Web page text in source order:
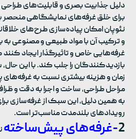
دلیل جذابیت بصری و قابلیت‌های طراحی
برای خلق غرفه‌های نمایشگاهی منحصر
نئوپان امکان پیاده‌سازی طرح‌های
و ترکیب آن با مواد طبیعی و مصنوعی به
غرفه‌هایی خاص و تاثیرگذار ایجاد
بازدیدکنندگان را جلب کند. با این
زمان و هزینه بیشتری نسبت به غرفه‌های
مراحل طراحی، ساخت و اجرا به دقت و
به همین دلیل، این سبک از غرفه‌سازی
رویدادهای بلندمدت مناسب‌تر است.
2-غرفه‌های پیش‌ساخته